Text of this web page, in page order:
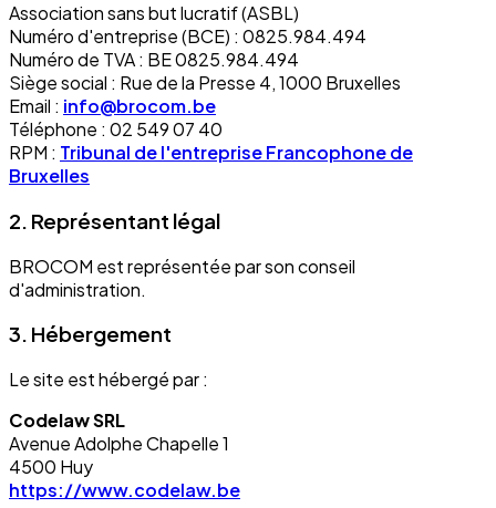
Association sans but lucratif (ASBL)
Numéro d'entreprise (BCE) : 0825.984.494
Numéro de TVA : BE 0825.984.494
Siège social : Rue de la Presse 4, 1000 Bruxelles
Email : info@brocom.be
Téléphone : 02 549 07 40
RPM : Tribunal de l'entreprise Francophone de
Bruxelles
2. Représentant légal
BROCOM est représentée par son conseil
d'administration.
3. Hébergement
Le site est hébergé par :
Codelaw SRL
Avenue Adolphe Chapelle 1
4500 Huy
https://www.codelaw.be